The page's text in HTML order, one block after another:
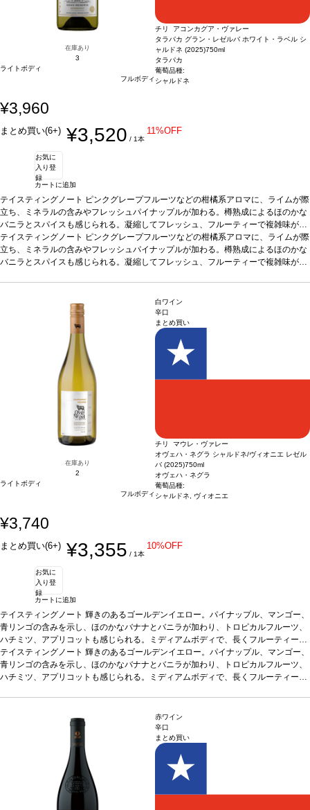
在庫あり
3
ライトボディ
フルボディ
チリ アコンカグア・ヴァレー
タラパカ グラン・レゼルバ ホワイト・ラベル シ
ャルドネ (2025)750ml
タラパカ
葡萄品種:
シャルドネ
¥3,960
まとめ買い(6+) ¥3,520 / 1本
11%OFF
お気に
入り登
録
カートに追加
テイスティングノート ピンクグレープフルーツなどの柑橘系アロマに、ライムが際
立ち、ミネラルの含みやフレッシュパイナップルが加わる。樽熟成によるほのかな
バニラとスパイスも感じられる。凝縮してフレッシュ、フルーティーで複雑味が広
がる、バランスの取れた一本。合う料理スモークサーモン、ウサギなどの白身
肉、チーズなどと好相性葡萄品種シャルドネ 100%認証WOC（チリ：サステナブ
ル認証）*本ヴィンテージが在庫切れの場合、在庫があり価格が同様の場合は自動
テイスティングノート ピンクグレープフルーツなどの柑橘系アロマに、ライムが際
立ち、ミネラルの含みやフレッシュパイナップルが加わる。樽熟成によるほのかな
バニラとスパイスも感じられる。凝縮してフレッシュ、フルーティーで複雑味が広
*本ヴィンテージが在庫切れの場合、在庫があり価格が同様の場合は自動
的に次のヴィンテージに変更されます、ご了承ください。
在庫あり
2
ライトボディ
フルボディ
白ワイン
辛口
まとめ買い
チリ マウレ・ヴァレー
オヴェハ・ネグラ シャルドネ/ヴィオニエ レゼル
バ (2025)750ml
オヴェハ・ネグラ
葡萄品種:
シャルドネ, ヴィオニエ
¥3,740
まとめ買い(6+) ¥3,355 / 1本
10%OFF
お気に
入り登
録
カートに追加
テイスティングノート 輝きのあるゴールデンイエロー。パイナップル、マンゴー、
青リンゴの含みを示し、ほのかなバナナとバニラが加わり、トロピカルフルーツ、
ハチミツ、アプリコットも感じられる。ミディアムボディで、長くフルーティーな
余韻が続く。合う料理脂ののった魚、調理した貝類、マイルドなチーズ、リゾッ
ト、アンティパストなどと好相性葡萄品種シャルドネ60％、ヴィオニエ40%サス
ティナブル認証WOC認証*本ヴィンテージが在庫切れの場合、在庫があり価格が同
テイスティングノート 輝きのあるゴールデンイエロー。パイナップル、マンゴー、
青リンゴの含みを示し、ほのかなバナナとバニラが加わり、トロピカルフルーツ、
ハチミツ、アプリコットも感じられる。ミディアムボディで、長くフルーティーな
*本ヴィンテージが在庫切れの場合、在庫があり価格が同
様の場合は自動的に次のヴィンテージに変更されます、ご了承ください。
赤ワイン
辛口
まとめ買い